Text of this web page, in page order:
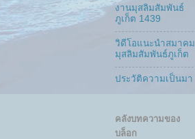
งานมุสลิมสัมพันธ์
ภูเก็ต 1439
วิดีโอแนะนำสมาคม
มุสลิมสัมพันธ์ภูเก็ต
ประวัติความเป็นมา
คลังบทความของ
บล็อก